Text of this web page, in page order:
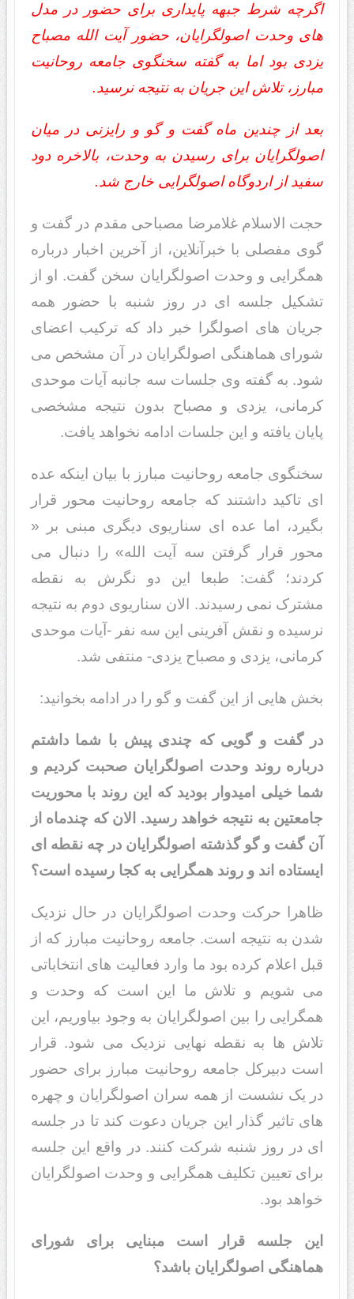
اگرچه شرط جبهه پایداری برای حضور در مدل
های وحدت اصولگرایان، حضور آیت الله مصباح
یزدی بود اما به گفته سخنگوی جامعه روحانیت
مبارز، تلاش این جریان به نتیجه نرسید.
بعد از چندین ماه گفت و گو و رایزنی در میان
اصولگرایان برای رسیدن به وحدت، بالاخره دود
سفید از اردوگاه اصولگرایی خارج شد.
حجت الاسلام غلامرضا مصباحی مقدم در گفت و
گوی مفصلی با خبرآنلاین، از آخرین اخبار درباره
همگرایی و وحدت اصولگرایان سخن گفت. او از
تشکیل جلسه ای در روز شنبه با حضور همه
جریان های اصولگرا خبر داد که ترکیب اعضای
شورای هماهنگی اصولگرایان در آن مشخص می
شود. به گفته وی جلسات سه جانبه آیات موحدی
کرمانی، یزدی و مصباح بدون نتیجه مشخصی
پایان یافته و این جلسات ادامه نخواهد یافت.
سخنگوی جامعه روحانیت مبارز با بیان اینکه عده
ای تاکید داشتند که جامعه روحانیت محور قرار
بگیرد، اما عده ای سناریوی دیگری مبنی بر «
محور قرار گرفتن سه آیت الله» را دنبال می
کردند؛ گفت: طبعا این دو نگرش به نقطه
مشترک نمی رسیدند. الان سناریوی دوم به نتیجه
نرسیده و نقش آفرینی این سه نفر -آیات موحدی
کرمانی، یزدی و مصباح یزدی- منتفی شد.
بخش هایی از این گفت و گو را در ادامه بخوانید:
در گفت و گویی که چندی پیش با شما داشتم
درباره روند وحدت اصولگرایان صحبت کردیم و
شما خیلی امیدوار بودید که این روند با محوریت
جامعتین به نتیجه خواهد رسید. الان که چندماه از
آن گفت و گو گذشته اصولگرایان در چه نقطه ای
ایستاده اند و روند همگرایی به کجا رسیده است؟
ظاهرا حرکت وحدت اصولگرایان در حال نزدیک
شدن به نتیجه است. جامعه روحانیت مبارز که از
قبل اعلام کرده بود ما وارد فعالیت های انتخاباتی
می شویم و تلاش ما این است که وحدت و
همگرایی را بین اصولگرایان به وجود بیاوریم، این
تلاش ها به نقطه نهایی نزدیک می شود. قرار
است دبیرکل جامعه روحانیت مبارز برای حضور
در یک نشست از همه سران اصولگرایان و چهره
های تاثیر گذار این جریان دعوت کند تا در جلسه
ای در روز شنبه شرکت کنند. در واقع این جلسه
برای تعیین تکلیف همگرایی و وحدت اصولگرایان
خواهد بود.
این جلسه قرار است مبنایی برای شورای
هماهنگی اصولگرایان باشد؟